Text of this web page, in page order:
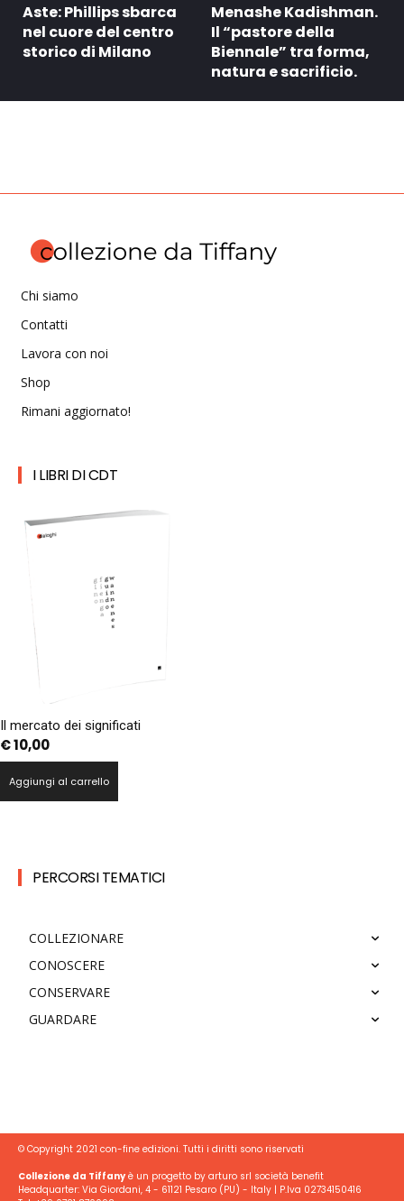
Aste: Phillips sbarca
nel cuore del centro
storico di Milano
Menashe Kadishman.
Il “pastore della
Biennale” tra forma,
natura e sacrificio.
Chi siamo
Contatti
Lavora con noi
Shop
Rimani aggiornato!
I LIBRI DI CDT
Il mercato dei significati
€10,00
Aggiungi al carrello
PERCORSI TEMATICI
COLLEZIONARE
CONOSCERE
CONSERVARE
GUARDARE
© Copyright 2021 con-fine edizioni. Tutti i diritti sono riservati
Collezione da Tiffanyè un progetto by arturo srl società benefit
Headquarter: Via Giordani, 4 - 61121 Pesaro (PU) - Italy | P.Iva 02734150416